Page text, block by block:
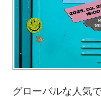
グローバルな人気